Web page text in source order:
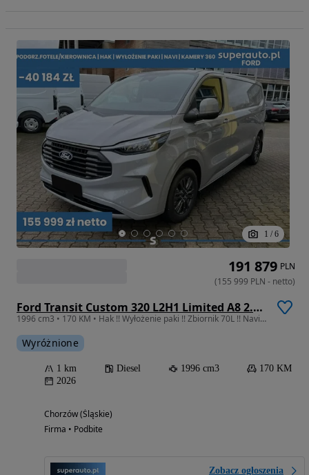
1 / 6
Ford Transit Custom 320 L2H1 Limited A8 2.0 170KM
1996 cm3 • 170 KM • Hak !! Wyłożenie paki !! Zbiornik 70L !! Navi !! Kamery 360 !!
Wyróżnione
1 km Diesel 1996 cm3
170 KM
2026
Chorzów (Śląskie)
Firma • Podbite
Zobacz ogłoszenia
191 879 PLN
(155 999 PLN - netto)